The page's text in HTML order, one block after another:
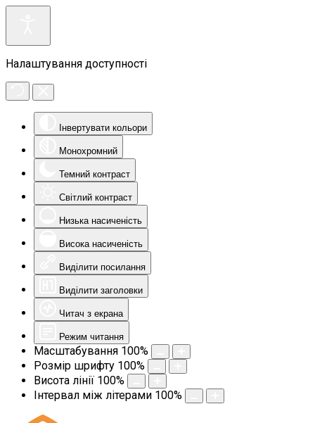
Налаштування доступності
Інвертувати кольори
Монохромний
Темний контраст
Світлий контраст
Низька насиченість
Висока насиченість
Виділити посилання
Виділити заголовки
Читач з екрана
Режим читання
Масштабування 100%
Розмір шрифту 100%
Висота лінії 100%
Інтервал між літерами 100%